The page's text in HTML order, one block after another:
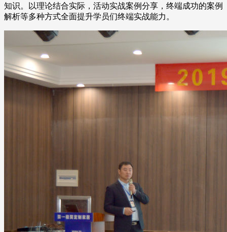
知识。以理论结合实际，活动实战案例分享，终端成功的案例
解析等多种方式全面提升学员们终端实战能力。